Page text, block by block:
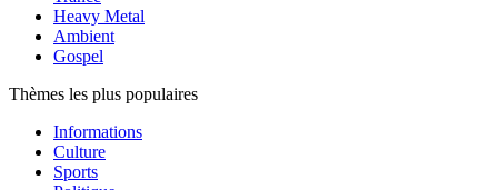
Heavy Metal
Ambient
Gospel
Thèmes les plus populaires
Informations
Culture
Sports